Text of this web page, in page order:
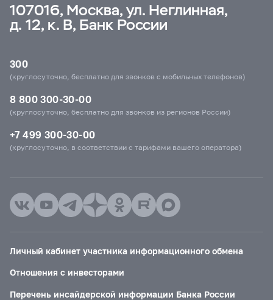
107016, Москва, ул. Неглинная,
д. 12, к. В, Банк России
300
(круглосуточно, бесплатно для звонков с мобильных телефонов)
8 800 300-30-00
(круглосуточно, бесплатно для звонков из регионов России)
+7 499 300-30-00
(круглосуточно, в соответствии с тарифами вашего оператора)
Личный кабинет участника информационного обмена
Отношения с инвесторами
Перечень инсайдерской информации Банка России